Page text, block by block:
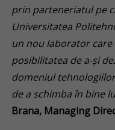
prin parteneriatul pe
Universitatea
un nou laborator
posibilitatea de a-și
domeniul
de a schimba în bine
Brana, Managing